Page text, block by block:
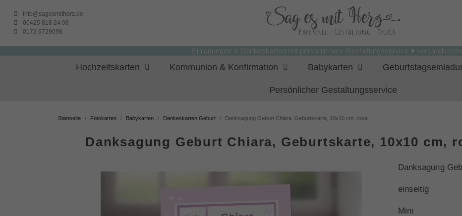
info@sagesmitherz.de
06425 818 24 98
0172 6729098
Einladungen & Dankeskarten mit persönlichem Gestaltungsservice ♥
Hochzeitskarten Kommunion & Konfirmation Babykarten
Persönlicher Gestaltungsservice
Startseite Fotokarten Babykarten Dankeskarten Geburt Danksagung Geburt Chiara, Geburtskarte, 10x10 cm, rosa
Danksagung Geburt Chiara, Geburtskarte, 10x10 cm,
Danksagung
einseitig
Mini